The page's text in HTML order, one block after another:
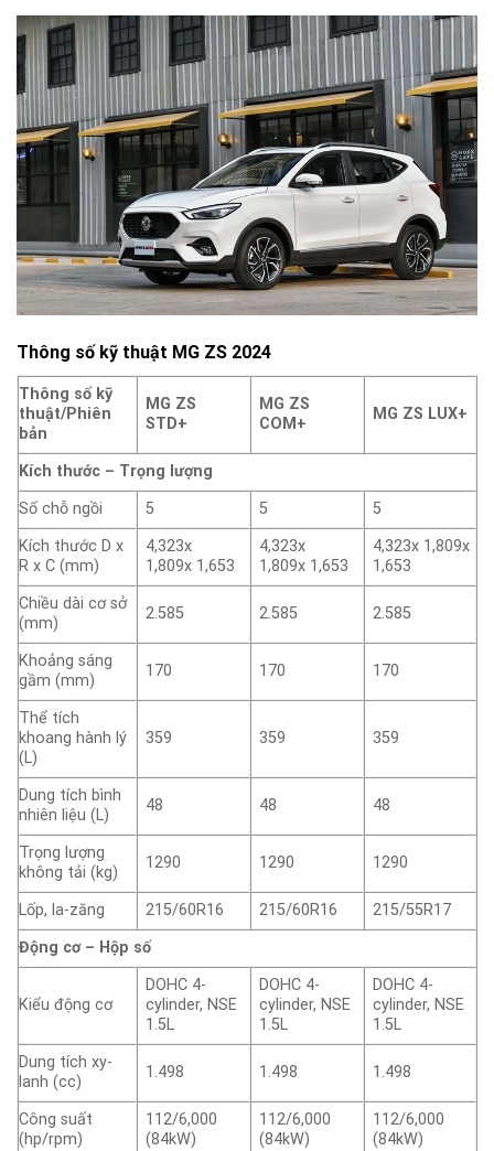
Thông số kỹ thuật MG ZS 2024
Thông số kỹ
thuật/Phiên
bản
MG ZS
STD+
MG ZS
COM+
MG ZS LUX+
Kích thước – Trọng lượng
Số chỗ ngồi
5 5
5
Kích thước D x
R x C (mm)
4,323x
1,809x 1,653
4,323x
1,809x 1,653
4,323x 1,809x
1,653
Chiều dài cơ sở
(mm)
2.585 2.585 2.585
Khoảng sáng
gầm (mm)
170 170 170
Thể tích
khoang hành lý
(L)
359 359 359
Dung tích bình
nhiên liệu (L)
48 48 48
Trọng lượng
không tải (kg)
1290 1290 1290
Lốp, la-zăng 215/60R16 215/60R16
215/55R17
Động cơ – Hộp số
Kiểu động cơ
DOHC 4-
cylinder, NSE
1.5L
DOHC 4-
cylinder, NSE
1.5L
DOHC 4-
cylinder, NSE
1.5L
Dung tích xy-
lanh (cc)
1.498 1.498 1.498
Công suất
(hp/rpm)
112/6,000
(84kW)
112/6,000
(84kW)
112/6,000
(84kW)